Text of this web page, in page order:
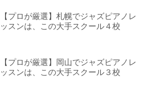
【プロが厳選】札幌でジャズピアノレ
ッスンは、この大手スクール４校
【プロが厳選】岡山でジャズピアノレ
ッスンは、この大手スクール３校